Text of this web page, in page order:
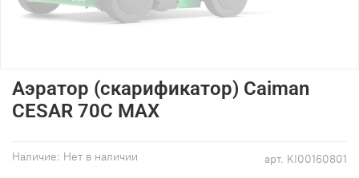
арт. KI00160801
Наличие: Нет в наличии
Аэратор (скарификатор) Caiman
CESAR 70C MAX